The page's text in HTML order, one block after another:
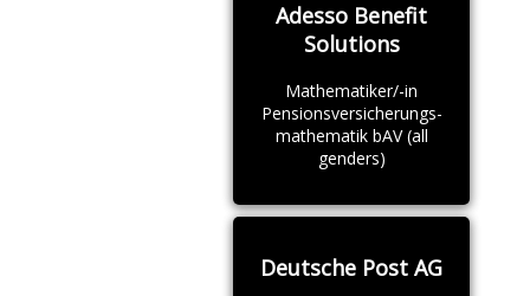
Adesso Benefit
Solutions
Mathematiker/-in
Pensionsversicherungs-
mathematik bAV (all
genders)
Deutsche Post AG